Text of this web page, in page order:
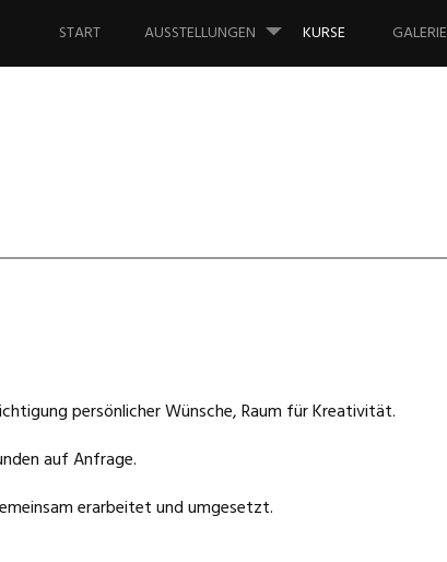
zum
START AUSSTELLUNGEN KURSE GALERIE
persönlicher Wünsche, Raum für Kreativität.
auf Anfrage.
erarbeitet und umgesetzt.